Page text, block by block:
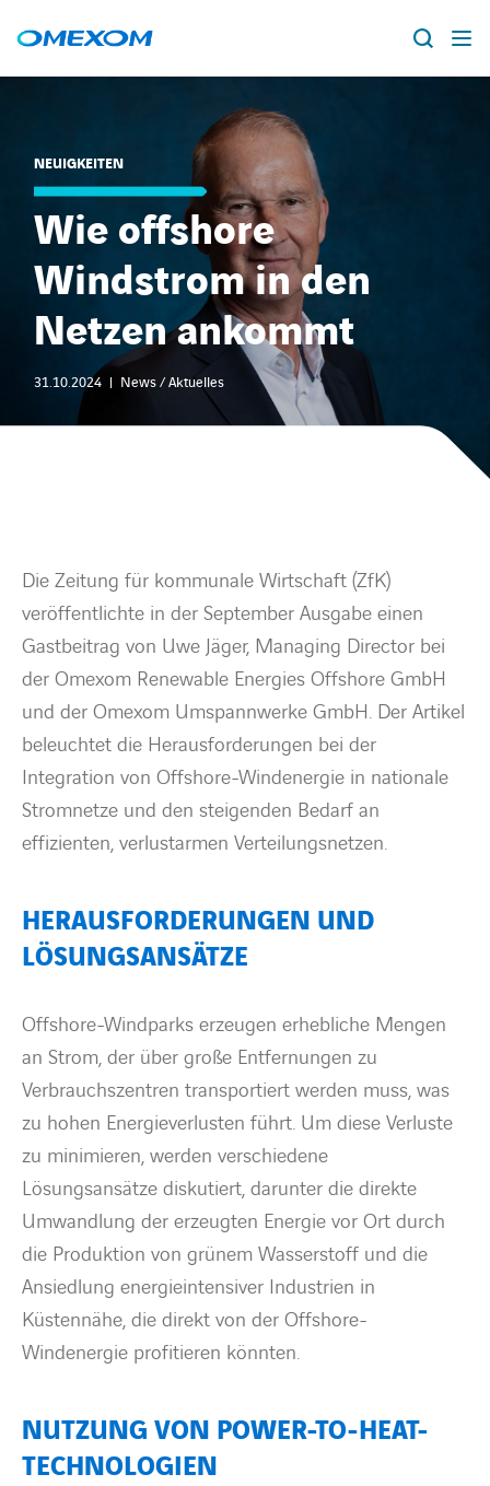
Lösungen
Projekte
News
Karriere
Suche
NEUIGKEITEN
Wie offshore
Windstrom in den
Netzen ankommt
31.10.2024 News / Aktuelles
Die Zeitung für kommunale Wirtschaft (ZfK)
veröffentlichte in der September Ausgabe einen
Gastbeitrag von Uwe Jäger, Managing Director bei
der Omexom Renewable Energies Offshore GmbH
und der Omexom Umspannwerke GmbH. Der Artikel
beleuchtet die Herausforderungen bei der
Integration von Offshore-Windenergie in nationale
Stromnetze und den steigenden Bedarf an
effizienten, verlustarmen Verteilungsnetzen.
HERAUSFORDERUNGEN UND
LÖSUNGSANSÄTZE
Offshore-Windparks erzeugen erhebliche Mengen
an Strom, der über große Entfernungen zu
Verbrauchszentren transportiert werden muss, was
zu hohen Energieverlusten führt. Um diese Verluste
zu minimieren, werden verschiedene
Lösungsansätze diskutiert, darunter die direkte
Umwandlung der erzeugten Energie vor Ort durch
die Produktion von grünem Wasserstoff und die
Ansiedlung energieintensiver Industrien in
Küstennähe, die direkt von der Offshore-
Windenergie profitieren könnten.
NUTZUNG VON POWER-TO-HEAT-
TECHNOLOGIEN